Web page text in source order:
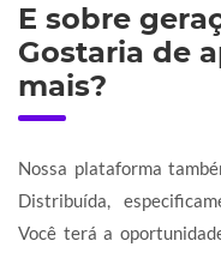
E sobre
Gostaria de
mais?
Nossa plataforma
Distribuída,
Você terá a